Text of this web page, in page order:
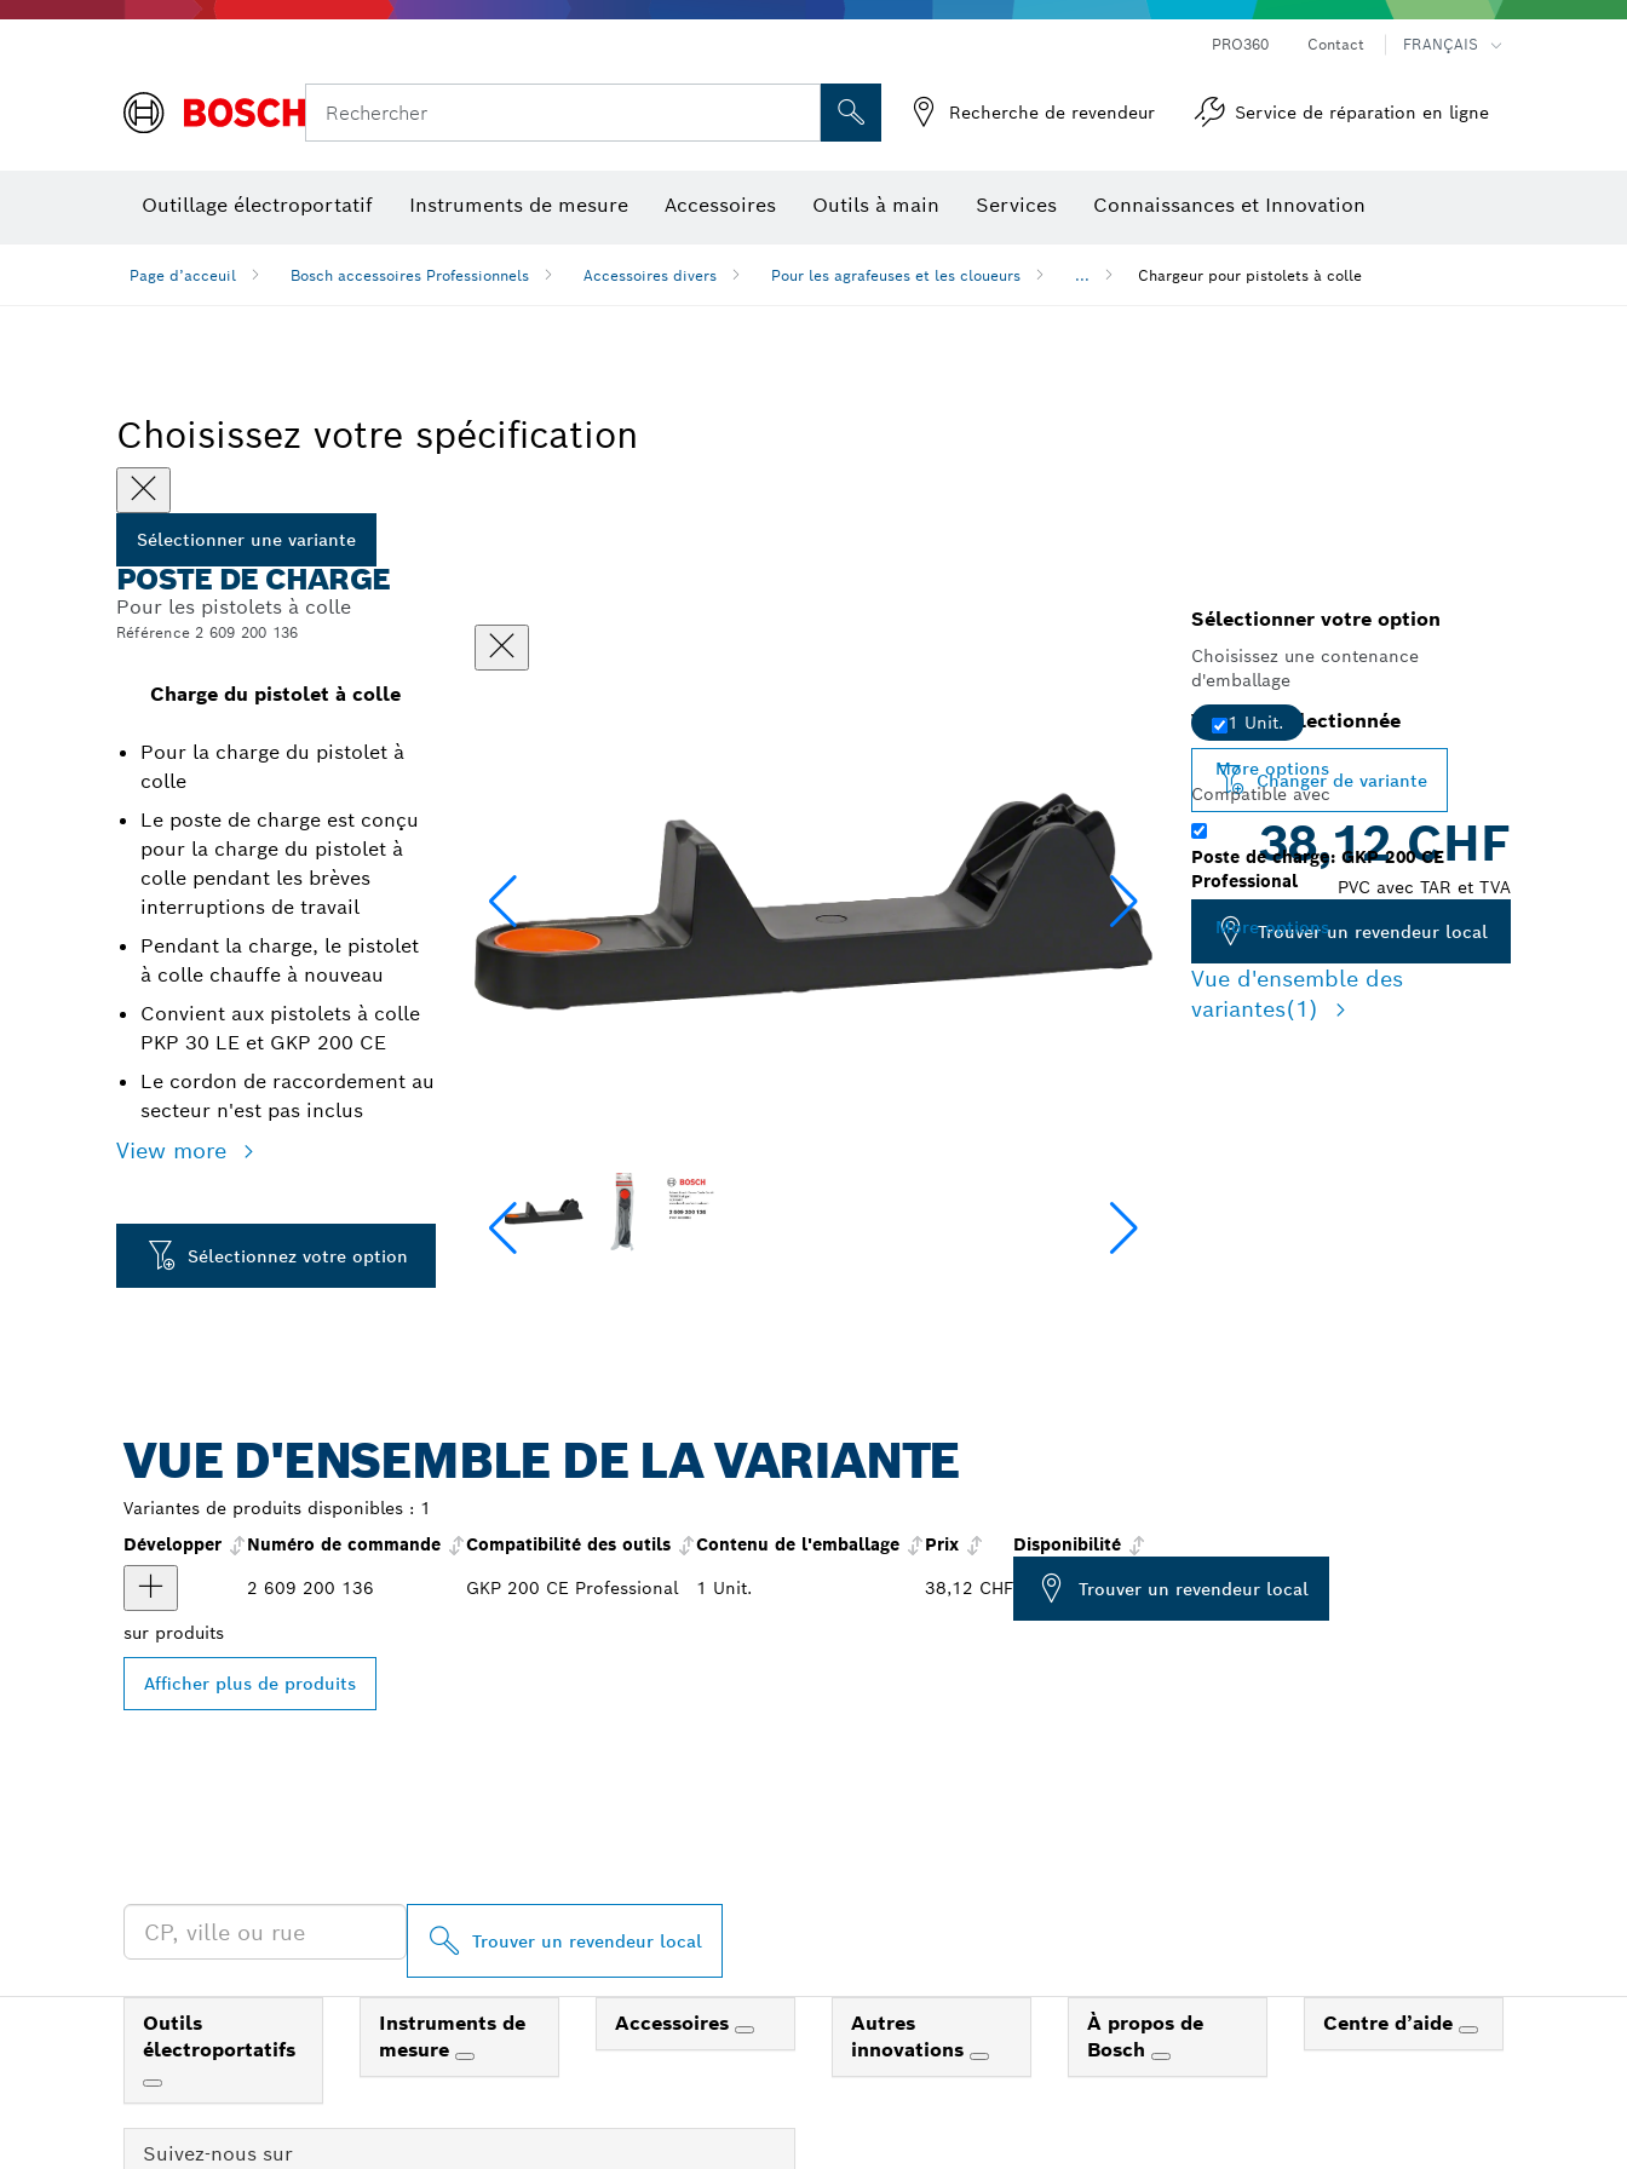
PRO360 Contact FRANÇAIS
Rechercher Recherche de revendeur Service de réparation en ligne
Outillage électroportatif Instruments de mesure Accessoires Outils à main Services Connaissances et Innovation
Page d’acceuil Bosch accessoires Professionnels Accessoires divers Pour les agrafeuses et les cloueurs ... Chargeur pour pistolets à colle
Choisissez votre spécification
Sélectionner une variante
POSTE DE CHARGE
Pour les pistolets à colle
Référence 2 609 200 136
Charge du pistolet à colle
Pour la charge du pistolet à
colle
Le poste de charge est conçu
pour la charge du pistolet à
colle pendant les brèves
interruptions de travail
Pendant la charge, le pistolet
à colle chauffe à nouveau
Convient aux pistolets à colle
PKP 30 LE et GKP 200 CE
Le cordon de raccordement au
secteur n'est pas inclus
View more
Sélectionnez votre option
Sélectionner votre option
Choisissez une contenance
d'emballage
1 Unit.
More options
Compatible avec
Poste de charge: GKP 200 CE
Professional
More options
Variante sélectionnée
Changer de variante
38,12 CHF
PVC avec TAR et TVA
Trouver un revendeur local
Vue d'ensemble des
variantes(1)
VUE D'ENSEMBLE DE LA VARIANTE
Variantes de produits disponibles : 1
Développer
Numéro de commande Compatibilité des outils Contenu de l'emballage Prix
Disponibilité
2 609 200 136
GKP 200 CE Professional 1 Unit. 38,12 CHF Trouver un revendeur local
sur produits
Afficher plus de produits
Trouver un revendeur local
Outils
électroportatifs
Instruments de
mesure
Accessoires
Autres
innovations
À propos de
Bosch
Centre d’aide
Suivez-nous sur